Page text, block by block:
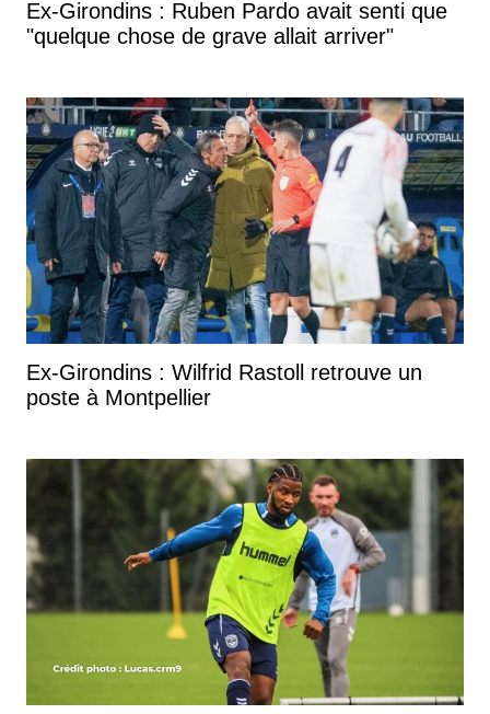
Ex-Girondins : Ruben Pardo avait senti que
"quelque chose de grave allait arriver"
Ex-Girondins : Wilfrid Rastoll retrouve un
poste à Montpellier